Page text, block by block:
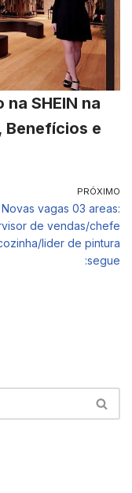
SHEIN na
Benefícios e
PRÓXIMO
Novas vagas 03 areas:
de vendas/chefe
lider de pintura
:segue